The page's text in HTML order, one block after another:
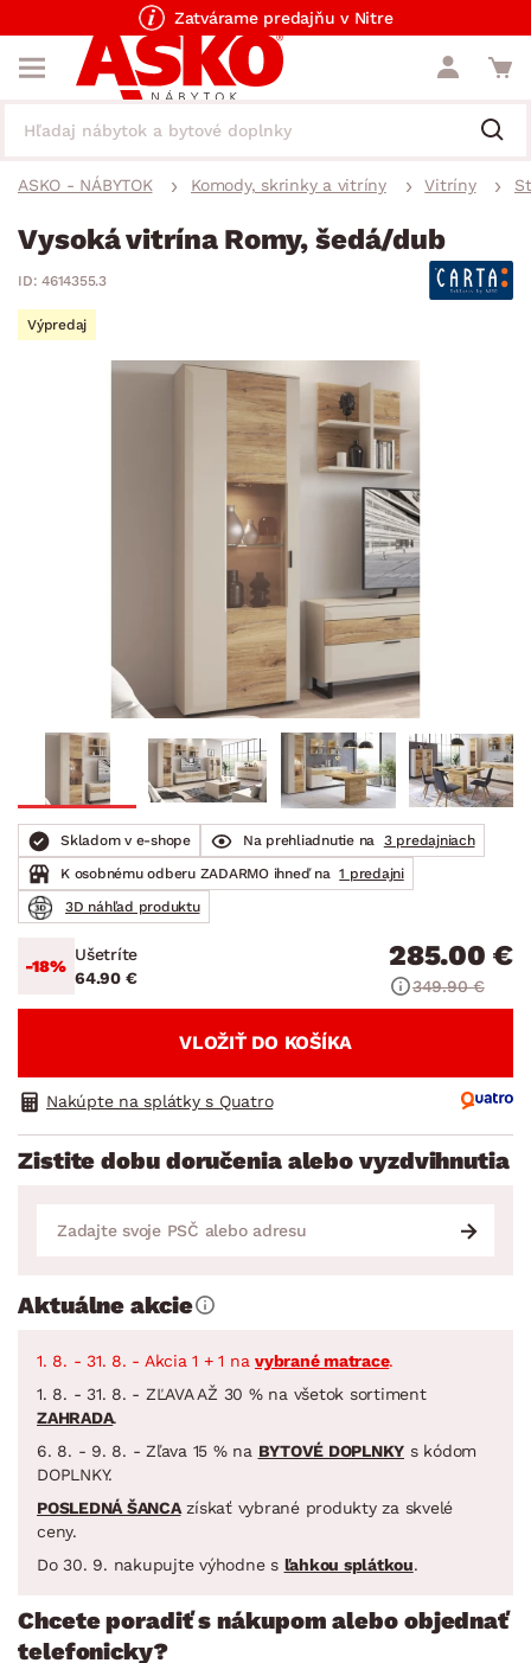
Zatvárame predajňu v Nitre
ASKO - NÁBYTOK Komody, skrinky a vitríny Vitríny
Vysoká vitrína Romy, šedá/dub
ID: 4614355.3
Výpredaj
Skladom v e-shope Na prehliadnutie na
3 predajniach
K osobnému odberu ZADARMO ihneď na 1 predajni
3D náhľad produktu
-18%
Ušetríte
64.90 €
285.00 €
349.90 €
VLOŽIŤ DO KOŠÍKA
Nakúpte na splátky s Quatro
Zistite dobu doručenia alebo vyzdvihnutia
Aktuálne akcie
1. 8. - 31. 8. - Akcia 1 + 1 na vybrané matrace.
1. 8. - 31. 8. - ZĽAVA AŽ 30 % na všetok sortiment
ZAHRADA.
6. 8. - 9. 8. - Zľava 15 % na BYTOVÉ DOPLNKY s kódom
DOPLNKY.
POSLEDNÁ ŠANCAzískať vybrané produkty za skvelé
ceny.
Do 30. 9. nakupujte výhodne s ľahkou splátkou.
Chcete poradiť s nákupom alebo objednať
telefonicky?